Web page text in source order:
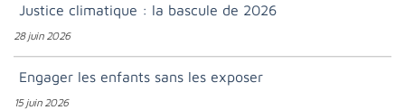
Justice climatique : la bascule de 2026
28 juin 2026
Engager les enfants sans les exposer
15 juin 2026